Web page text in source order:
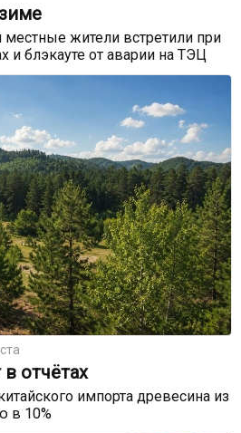
местные жители встретили при
и блэкауте от аварии на ТЭЦ
отчётах
импорта древесина из
в 10%